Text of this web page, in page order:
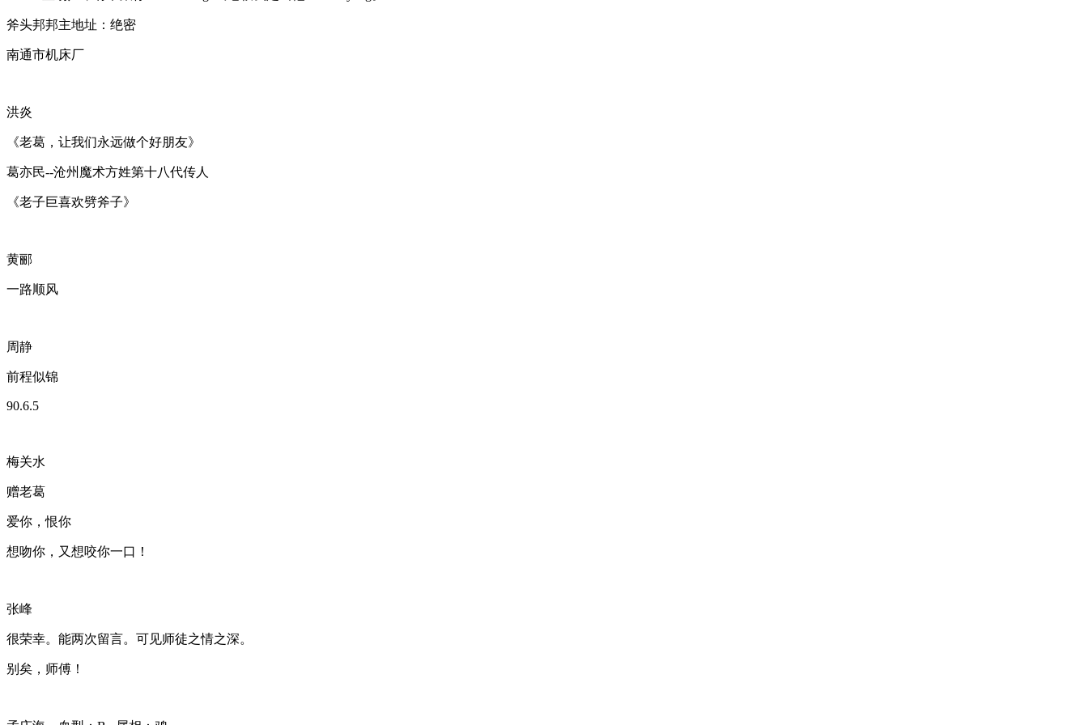
斧头邦邦主地址：绝密
南通市机床厂
洪炎
《老葛，让我们永远做个好朋友》
葛亦民--沧州魔术方姓第十八代传人
《老子巨喜欢劈斧子》
黄郦
一路顺风
周静
前程似锦
90.6.5
梅关水
赠老葛
爱你，恨你
想吻你，又想咬你一口！
张峰
很荣幸。能两次留言。可见师徒之情之深。
别矣，师傅！